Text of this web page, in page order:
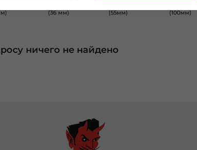
(36 мм)
(55мм)
(100мм)
ничего не найдено